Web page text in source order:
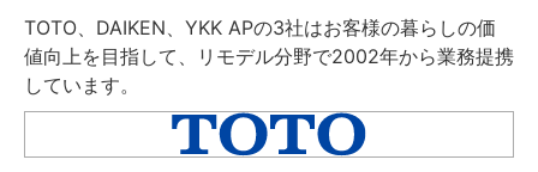
TOTO、DAIKEN、YKK APの3社はお客様の暮らしの価
値向上を目指して、リモデル分野で2002年から業務提携
しています。